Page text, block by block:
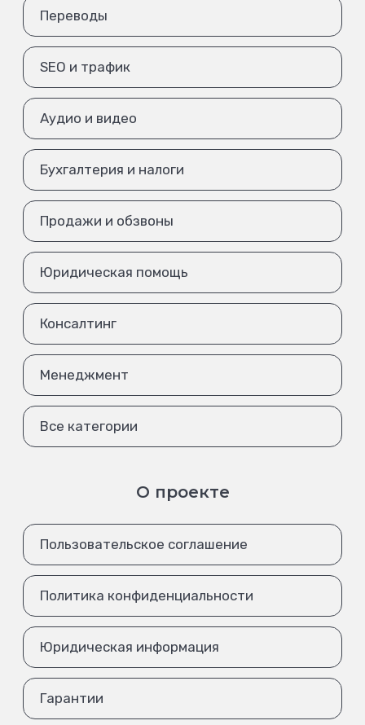
Переводы
SEO и трафик
Аудио и видео
Бухгалтерия и налоги
Продажи и обзвоны
Юридическая помощь
Консалтинг
Менеджмент
Все категории
О проекте
Пользовательское соглашение
Политика конфиденциальности
Юридическая информация
Гарантии